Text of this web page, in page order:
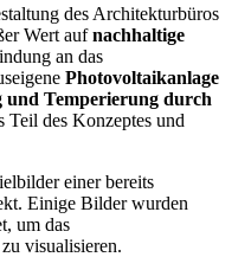
des Architekturbüros
Wert aufnachhaltige
an das
Photovoltaikanlage
und Temperierung durch
Teil des Konzeptes und
einer bereits
Einige Bilder wurden
um das
visualisieren.